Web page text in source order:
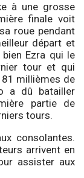
à une grosse
finale voit
roue pendant
départ et
Ezra qui le
tour et qui
81 millièmes de
a dû batailler
partie de
tours.
consolantes.
arrivent en
assister aux